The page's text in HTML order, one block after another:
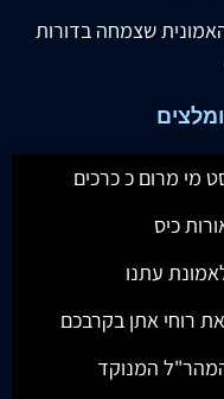
שצמחה בדורות
מי מרום כ כרכים
כיס
עתנו
רוחי אתן בקרבכם
המנוקד